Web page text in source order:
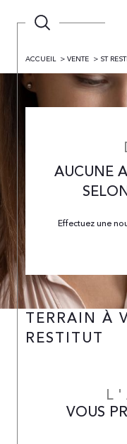
ACCUEIL VENTE ST
AUCUNE
Effectuez une
TERRAIN À VENDRE ST-
RESTITUT
VOUS